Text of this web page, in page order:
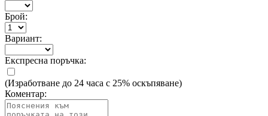
Брой:
Вариант:
Експресна поръчка:
(Изработване до 24 часа с 25% оскъпяване)
Коментар: